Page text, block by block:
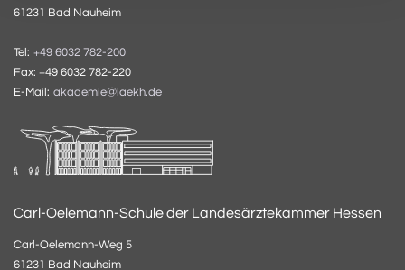
61231 Bad Nauheim
Tel: +49 6032 782-200
Fax: +49 6032 782-220
E-Mail: akademie@laekh.de
Carl-Oelemann-Schule der Landesärztekammer Hessen
Carl-Oelemann-Weg 5
61231 Bad Nauheim